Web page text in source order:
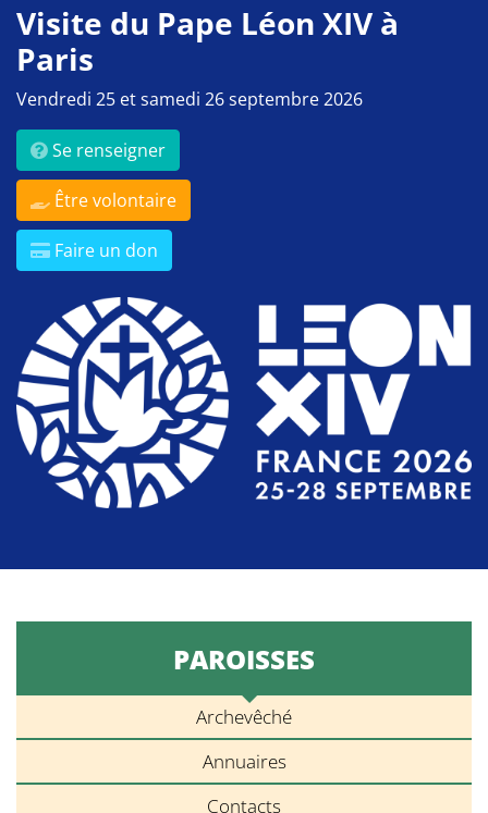
Visite du Pape Léon XIV à
Paris
Vendredi 25 et samedi 26 septembre 2026
Se renseigner
Être volontaire
Faire un don
PAROISSES
Archevêché
Annuaires
Contacts